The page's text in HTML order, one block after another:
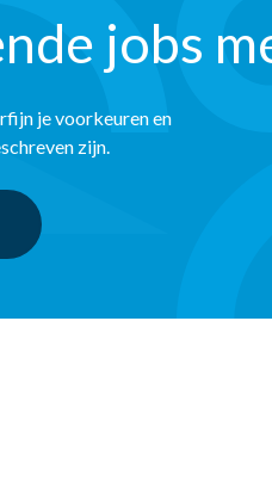
jobs
je voorkeuren en
zijn.